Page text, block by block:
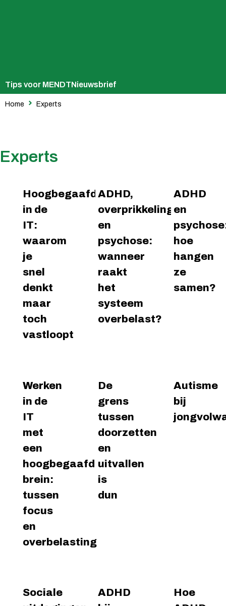
Tips voor MENDTNieuwsbrief
Home Experts
Experts
Hoogbegaafd
in de
IT:
waarom
je
snel
denkt
maar
toch
vastloopt
ADHD,
overprikkeling
en
psychose:
wanneer
raakt
het
systeem
overbelast?
ADHD
en
hoe
hangen
ze
samen?
Werken
in de
IT
met
een
hoogbegaafd
brein:
tussen
focus
en
overbelasting
Lees
De
grens
tussen
doorzetten
en
uitvallen
is
dun
Lees
Autisme
bij
Sociale
ADHD
Hoe